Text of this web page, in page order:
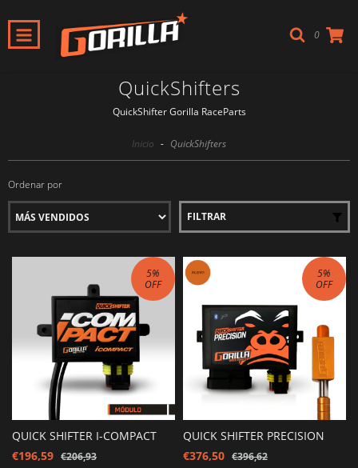
0
QuickShifters
QuickShifter Gorilla RaceParts
Inicio - QuickShifters
Ordenar por
FILTRAR
5%
OFF
QUICK SHIFTER I-COMPACT
€196,59 €206,93
5%
OFF
QUICK SHIFTER PRECISION
€376,50 €396,62